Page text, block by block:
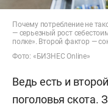
Почему потребление не
— серьезный рост
полке». Второй фактор —
Фото: «БИЗНЕС Online»
Ведь есть и
поголовья скота.